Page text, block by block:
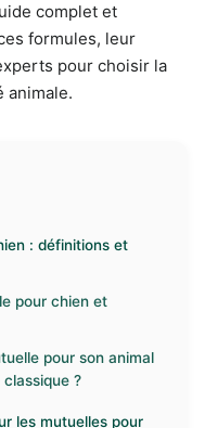
complet et
formules, leur
pour choisir la
animale.
: définitions et
pour chien et
pour son animal
classique ?
les mutuelles pour